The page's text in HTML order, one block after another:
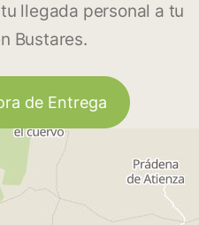
llegada personal a tu
Bustares.
de Entrega